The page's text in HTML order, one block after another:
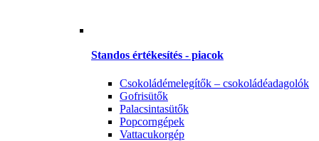
Standos értékesítés - piacok
Csokoládémelegítők – csokoládéadagolók
Gofrisütők
Palacsintasütők
Popcorngépek
Vattacukorgép